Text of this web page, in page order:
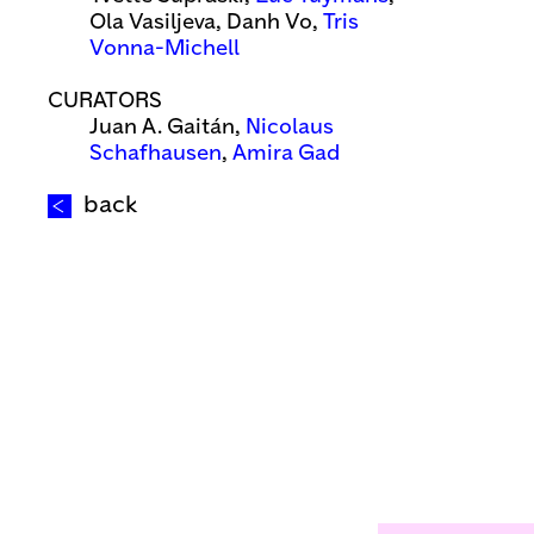
Ola Vasiljeva, Danh Vo, Tris
Vonna-Michell
CURATORS
Juan A. Gaitán, Nicolaus
Schafhausen, Amira Gad
back